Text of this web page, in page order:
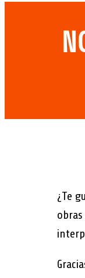
¿Te